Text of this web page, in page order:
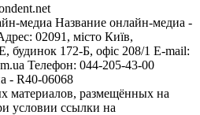
медиа Название онлайн-медиа -
02091, місто Київ,
172-Б, офіс 208/1 E-mail:
Телефон: 044-205-43-00
- R40-06068
материалов, размещённых на
условии ссылки на